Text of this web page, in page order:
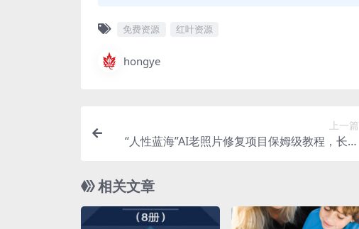
免费资源 红叶资源
hongye
上一篇
“人性蓝海”AI老照片修复项目保姆级教程，长期
相关文章